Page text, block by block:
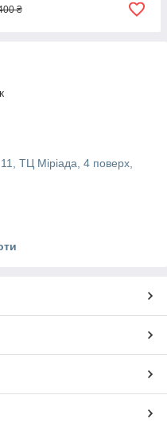
₴
ТЦ Міріада, 4 поверх,